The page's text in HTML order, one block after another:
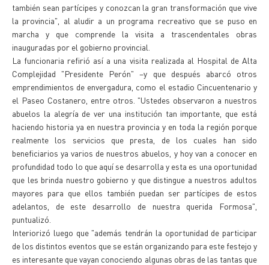
también sean partícipes y conozcan la gran transformación que vive
la provincia", al aludir a un programa recreativo que se puso en
marcha y que comprende la visita a trascendentales obras
inauguradas por el gobierno provincial.
La funcionaria refirió así a una visita realizada al Hospital de Alta
Complejidad "Presidente Perón" –y que después abarcó otros
emprendimientos de envergadura, como el estadio Cincuentenario y
el Paseo Costanero, entre otros. "Ustedes observaron a nuestros
abuelos la alegría de ver una institución tan importante, que está
haciendo historia ya en nuestra provincia y en toda la región porque
realmente los servicios que presta, de los cuales han sido
beneficiarios ya varios de nuestros abuelos, y hoy van a conocer en
profundidad todo lo que aquí se desarrolla y esta es una oportunidad
que les brinda nuestro gobierno y que distingue a nuestros adultos
mayores para que ellos también puedan ser partícipes de estos
adelantos, de este desarrollo de nuestra querida Formosa",
puntualizó.
Interiorizó luego que "además tendrán la oportunidad de participar
de los distintos eventos que se están organizando para este festejo y
es interesante que vayan conociendo algunas obras de las tantas que